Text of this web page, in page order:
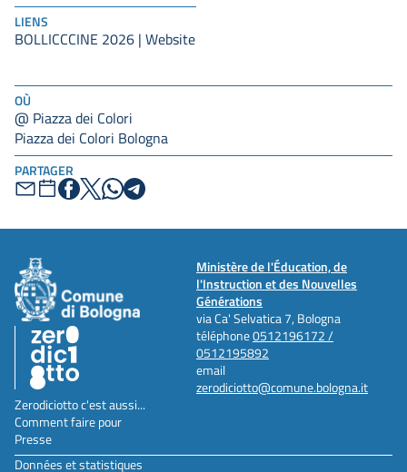
OÙ
@ Piazza dei Colori
Piazza dei Colori Bologna
PARTAGER
LIENS
BOLLICCCINE 2026 | Website
Ministère de l'Éducation, de
l'Instruction et des Nouvelles
Générations
via Ca' Selvatica 7, Bologna
téléphone0512196172 /
0512195892
email
zerodiciotto@comune.bologna.it
Zerodiciotto c'est aussi...
Comment faire pour
Presse
Données et statistiques